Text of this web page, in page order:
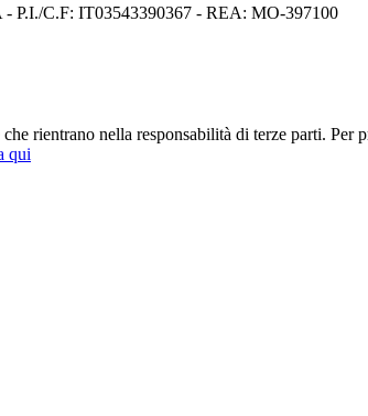
P.I./C.F: IT03543390367 - REA: MO-397100
rientrano nella responsabilità di terze parti. Per
qui